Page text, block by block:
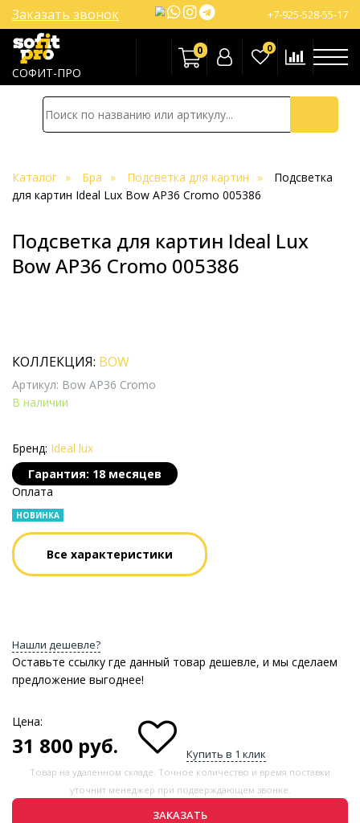
СОФИТ-ПРО
+7-925-528-55-17
Заказать звонок
0 0
Каталог Бра Подсветка для картин
Подсветка
для картин Ideal Lux Bow AP36 Cromo 005386
Подсветка для картин Ideal Lux
Bow AP36 Cromo 005386
КОЛЛЕКЦИЯ: BOW
Артикул: Bow AP36 Cromo
В наличии
Бренд: Ideal lux
Гарантия: 18 месяцев
Оплата
НОВИНКА
Все характеристики
Нашли дешевле?
Оставьте ссылку где данный товар дешевле, и мы сделаем
предложение выгоднее!
Цена:
31 800 руб. Купить в 1 клик
Товар на удаленном складе. Точное количество и время поставки
уточнит менеджер при подверждающем звонке.
ЗАКАЗАТЬ